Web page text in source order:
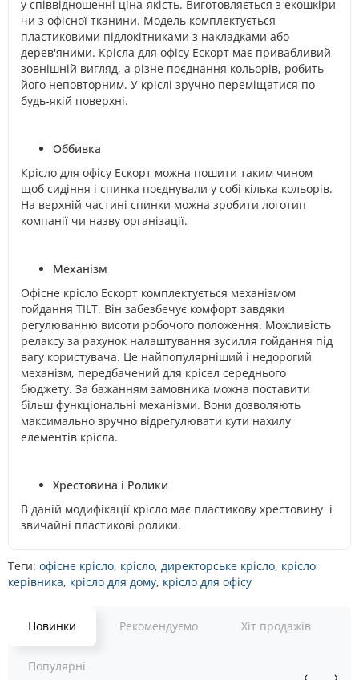
у співвідношенні ціна-якість. Виготовляється з екошкіри
чи з офісної тканини. Модель комплектується
пластиковими підлокітниками з накладками або
дерев'яними. Крісла для офісу Ескорт має привабливий
зовнішній вигляд, а різне поєднання кольорів, робить
його неповторним. У кріслі зручно переміщатися по
будь-якій поверхні.
Оббивка
Крісло для офісу Ескорт можна пошити таким чином
щоб сидіння і спинка поєднували у собі кілька кольорів.
На верхній частині спинки можна зробити логотип
компанії чи назву організації.
Механізм
Офісне крісло Ескорт комплектується механізмом
гойдання TILT. Він забезбечує комфорт завдяки
регулюванню висоти робочого положення. Можливість
релаксу за рахунок налаштування зусилля гойдання під
вагу користувача. Це найпопулярніший і недорогий
механізм, передбачений для крісел середнього
бюджету. За бажанням замовника можна поставити
більш функціональні механізми. Вони дозволяють
максимально зручно відрегулювати кути нахилу
елементів крісла.
Хрестовина і Ролики
В даній модифікації крісло має пластикову хрестовину і
звичайні пластикові ролики.
Теги: офісне крісло, крісло, директорське крісло, крісло
керівника, крісло для дому, крісло для офісу
Новинки Рекомендуємо Хіт продажів
Популярні